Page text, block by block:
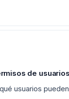
de usuarios
usuarios